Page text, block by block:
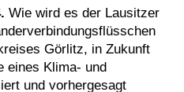
Wie wird es der Lausitzer
Görlitz, in Zukunft
eines Klima- und
und vorhergesagt